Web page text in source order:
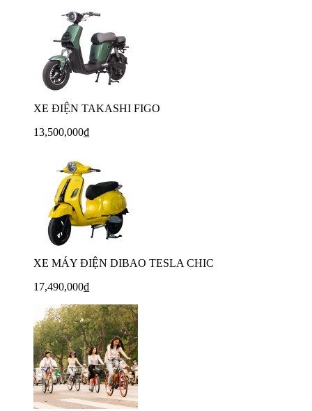
XE ĐIỆN TAKASHI FIGO
13,500,000₫
XE MÁY ĐIỆN DIBAO TESLA CHIC
17,490,000₫